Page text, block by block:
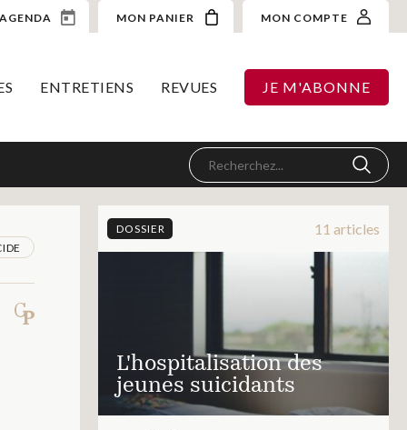
AGENDA MON PANIER MON COMPTE
ENTRETIENS REVUES JE M'ABONNE
DOSSIER 11 articles
L'hospitalisation des
jeunes suicidants